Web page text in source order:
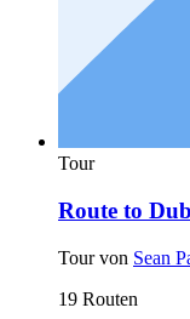
Tour
Route to
Tour von Sean
19 Routen